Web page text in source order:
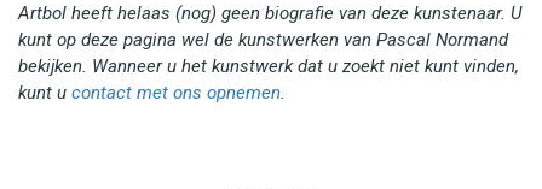
Artbol heeft helaas (nog) geen biografie van deze kunstenaar. U
kunt op deze pagina wel de kunstwerken van Pascal Normand
bekijken. Wanneer u het kunstwerk dat u zoekt niet kunt vinden,
kunt u contact met ons opnemen.